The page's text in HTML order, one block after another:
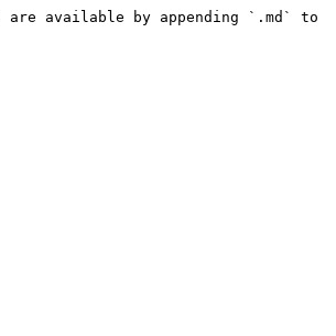
available by appending `.md` to